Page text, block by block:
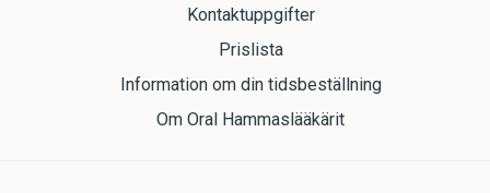
Kontaktuppgifter
Prislista
Information om din tidsbeställning
Om Oral Hammaslääkärit